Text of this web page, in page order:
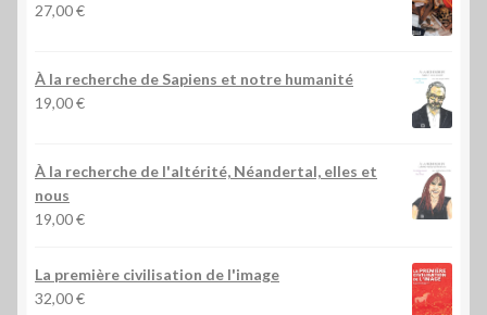
27,00€
À la recherche de Sapiens et notre humanité
19,00€
À la recherche de l'altérité, Néandertal, elles et
nous
19,00€
La première civilisation de l'image
32,00€